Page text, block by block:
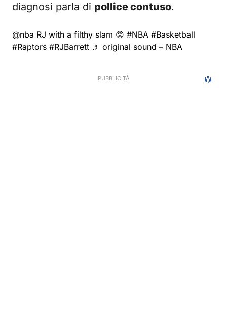
diagnosi parla di pollice contuso.
@nba RJ with a filthy slam 😡 #NBA #Basketball
#Raptors #RJBarrett ♬ original sound – NBA